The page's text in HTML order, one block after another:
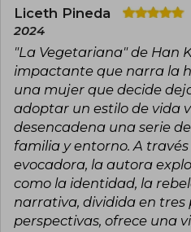
Liceth Pineda
2024
"La Vegetariana" de Han
impactante que narra la
una mujer que decide
adoptar un estilo de vida
desencadena una serie
familia y entorno. A
evocadora, la autora
como la identidad, la
narrativa, dividida en tres
perspectivas, ofrece una